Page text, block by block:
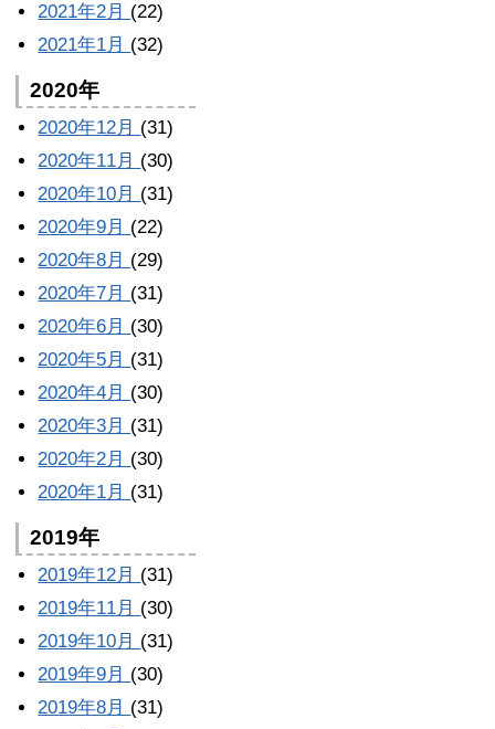
2021年2月 (22)
2021年1月 (32)
2020年
2020年12月 (31)
2020年11月 (30)
2020年10月 (31)
2020年9月 (22)
2020年8月 (29)
2020年7月 (31)
2020年6月 (30)
2020年5月 (31)
2020年4月 (30)
2020年3月 (31)
2020年2月 (30)
2020年1月 (31)
2019年
2019年12月 (31)
2019年11月 (30)
2019年10月 (31)
2019年9月 (30)
2019年8月 (31)